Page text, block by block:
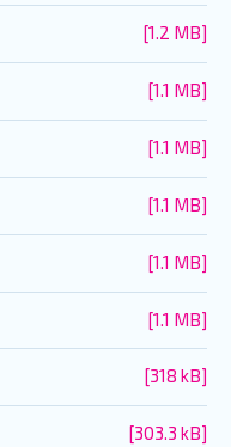
[1.2 MB]
[1.1 MB]
[1.1 MB]
[1.1 MB]
[1.1 MB]
[1.1 MB]
[318 kB]
[303.3 kB]